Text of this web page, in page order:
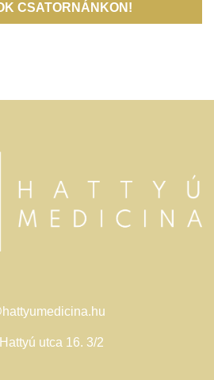
CSATORNÁNKON!
utca 16. 3/2